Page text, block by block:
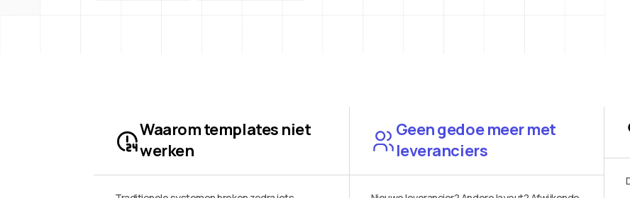
Waarom templates niet
werken
Geen gedoe meer met
leveranciers